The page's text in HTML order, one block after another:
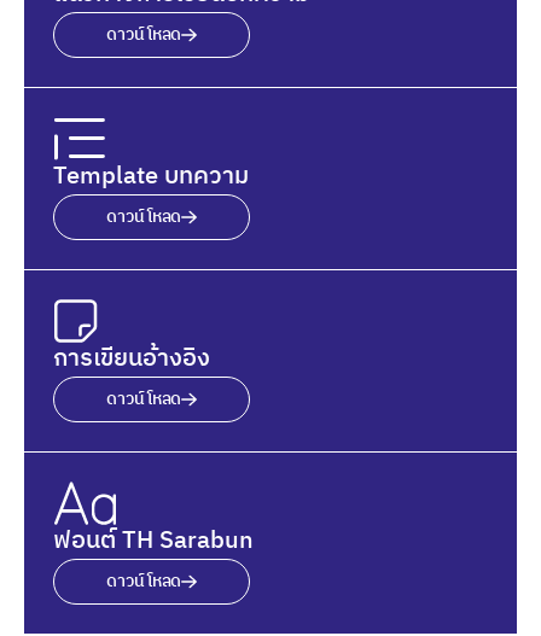
ดาวน์โหลด
Template บทความ
ดาวน์โหลด
การเขียนอ้างอิง
ดาวน์โหลด
ฟอนต์ TH Sarabun
ดาวน์โหลด